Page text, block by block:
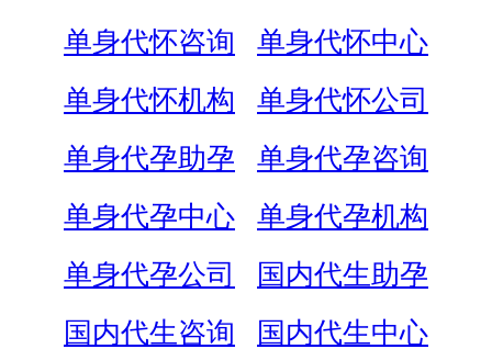
单身代怀咨询
单身代怀中心
单身代怀机构
单身代怀公司
单身代孕助孕
单身代孕咨询
单身代孕中心
单身代孕机构
单身代孕公司
国内代生助孕
国内代生咨询
国内代生中心